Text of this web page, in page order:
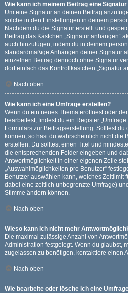
Wie kann ich meinem Beitrag eine
Um eine Signatur an deinen Beitrag
solche in den Einstellungen in deinem
Nachdem du die Signatur erstellt und
Beitrag das Kästchen „Signatur anhängen“
auch hinzufügen, indem du in deinem
standardmäßige Anhängen deiner Signatur
einzelnen Beitrag dennoch ohne Signatur
dort einfach das Kontrollkästchen „Signatur
Nach oben
Wie kann ich eine Umfrage erstellen?
Wenn du ein neues Thema eröffnest oder
bearbeitest, findest du ein Register
Formulars zur Beitragserstellung. Solltest
können, so hast du wahrscheinlich nicht die
erstellen. Du solltest einen Titel und
die entsprechenden Felder eingeben und
Antwortmöglichkeit in einer eigenen Zeile
„Auswahlmöglichkeiten pro Benutzer“
Benutzer auswählen kann, welches Zeitlimit
dabei eine zeitlich unbegrenzte Umfrage)
Stimme ändern können.
Nach oben
Wieso kann ich nicht mehr
Die maximal zulässige Anzahl von
Administration festgelegt. Wenn du glaubst,
zugelassen zu benötigen, kontaktiere einen
Nach oben
Wie bearbeite oder lösche ich eine